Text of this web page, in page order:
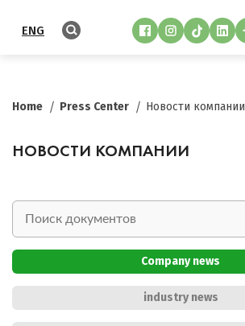
ENG
Home Press Center Новости компании
НОВОСТИ КОМПАНИИ
Company news
industry news